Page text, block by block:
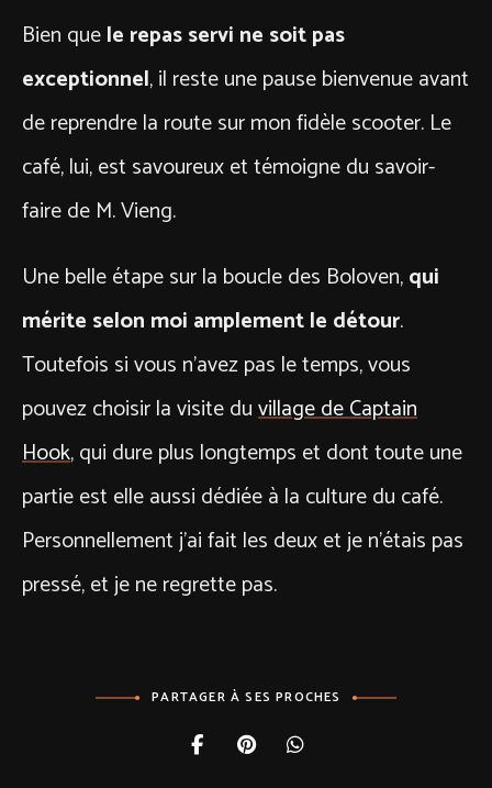
Bien quele repas servi ne soit pas
exceptionnel, il reste une pause bienvenue avant
de reprendre la route sur mon fidèle scooter. Le
café, lui, est savoureux et témoigne du savoir-
faire de M. Vieng.
Une belle étape sur la boucle des Boloven,qui
mérite selon moi amplement le détour.
Toutefois si vous n’avez pas le temps, vous
pouvez choisir la visite duvillage de Captain
Hook, qui dure plus longtemps et dont toute une
partie est elle aussi dédiée à la culture du café.
Personnellement j’ai fait les deux et je n’étais pas
pressé, et je ne regrette pas.
PARTAGER À SES PROCHES